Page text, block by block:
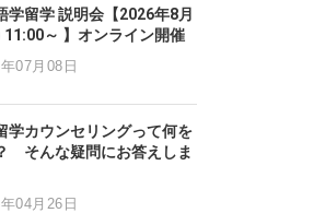
学留学 説明会【2026年8月
11:00～ 】オンライン開催
07月08日
学カウンセリングって何を
そんな疑問にお答えしま
04月26日